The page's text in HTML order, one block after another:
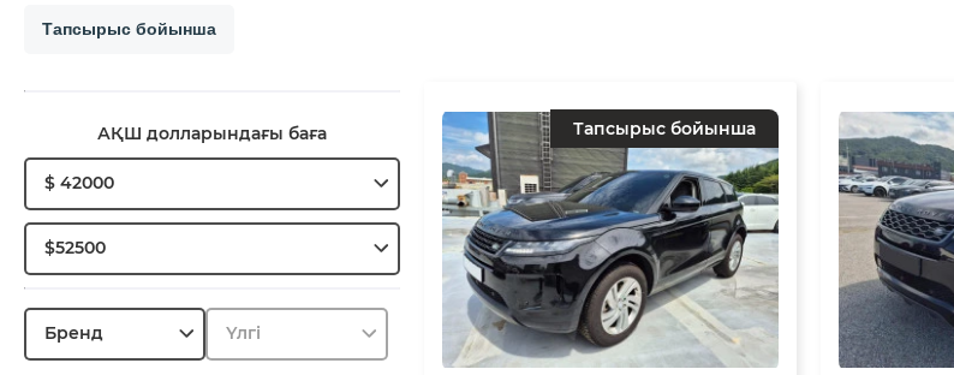
Тапсырыс бойынша
АҚШ долларындағы баға
$ 42000
$52500
Бренд Үлгі
Тапсырыс бойынша